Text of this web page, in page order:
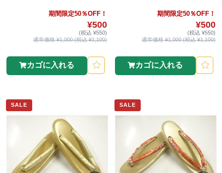
期間限定50％OFF！
¥500
(税込 ¥550)
通常価格 ¥1,000 (税込 ¥1,100)
カゴに入れる
期間限定50％OFF！
¥500
(税込 ¥550)
通常価格 ¥1,000 (税込 ¥1,100)
カゴに入れる
SALE SALE